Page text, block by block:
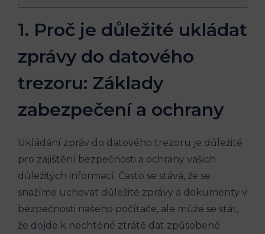
1. Proč je důležité ukládat
zprávy do datového
trezoru: Základy
zabezpečení a ochrany
Ukládání zpráv do datového trezoru je důležité
pro zajištění bezpečnosti a ochrany vašich
důležitých informací. Často se stává, že se
snažíme uchovat důležité zprávy a dokumenty v
bezpečnosti našeho počítače, ale může se stát,
že dojde k nechtěné ztrátě dat způsobené